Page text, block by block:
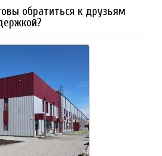
обратиться к друзьям